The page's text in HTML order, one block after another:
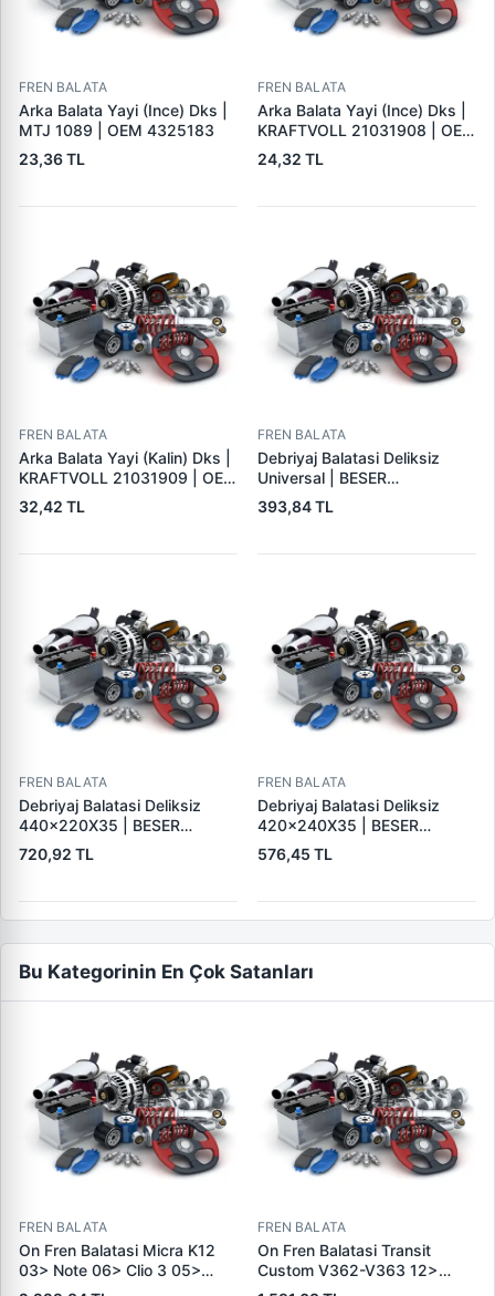
FREN BALATA
Arka Balata Yayi (Ince) Dks |
MTJ 1089 | OEM 4325183
23,36 TL
FREN BALATA
Arka Balata Yayi (Ince) Dks |
KRAFTVOLL 21031908 | OEM
4325183
24,32 TL
FREN BALATA
Arka Balata Yayi (Kalin) Dks |
KRAFTVOLL 21031909 | OEM
4325184
32,42 TL
FREN BALATA
Debriyaj Balatasi Deliksiz
Universal | BESER
325X200X4
393,84 TL
FREN BALATA
Debriyaj Balatasi Deliksiz
440×220X35 | BESER
440X220X35
720,92 TL
FREN BALATA
Debriyaj Balatasi Deliksiz
420×240X35 | BESER
420X240X35
576,45 TL
Bu Kategorinin En Çok Satanları
FREN BALATA
On Fren Balatasi Micra K12
03> Note 06> Clio 3 05>
Modus 04> Duster 10>
FREN BALATA
On Fren Balatasi Transit
Custom V362-V363 12>
(Arka Tek Teker) | SKF VKBP